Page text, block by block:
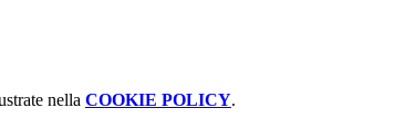
nella COOKIE POLICY.